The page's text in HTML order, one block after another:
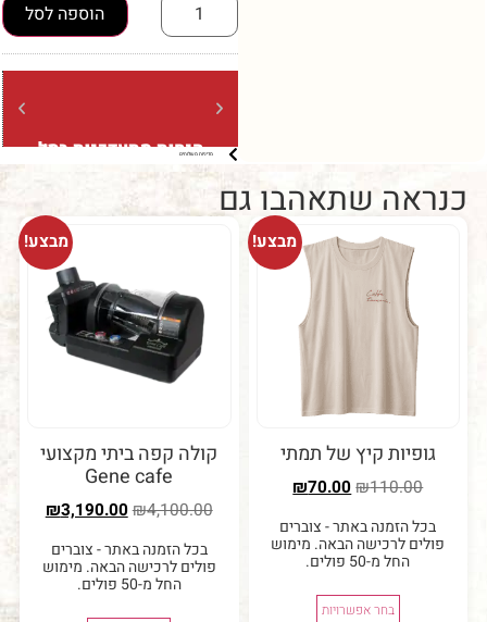
הוספה לסל
הנחות מתעדכנות בסל
ברכישה מעל 5 קילו (בשקיות של
קילו בלבד)
ברכישה
שתאהבו גם
מבצע!
קיץ של תמתי
₪70.00
הזמנה באתר - צוברים
לרכישה הבאה. מימוש
בחר אפשרויות
קולה קפה ביתי מקצועי
Gene cafe
₪
₪3,190.00
בכל הזמנה באתר - צוברים
פולים לרכישה הבאה. מימוש